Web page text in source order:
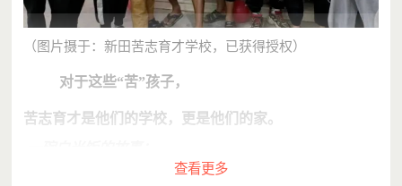
（图片摄于：新田苦志育才学校，已获得授权）
对于这些“苦”孩子，
苦志育才是他们的学校，更是他们的家。
“我对农村贫困儿童的了解是从一碗白米饭开始。建校之
查看更多